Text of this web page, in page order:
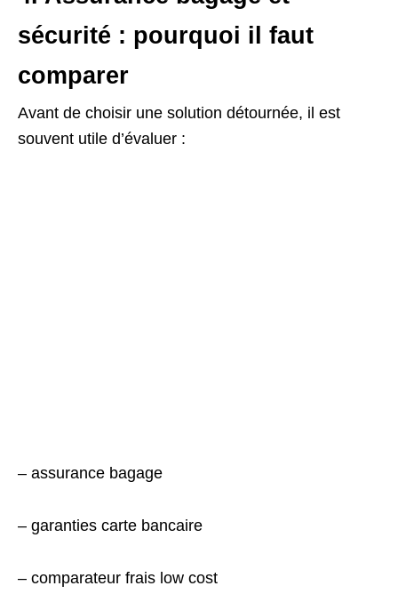
sécurité : pourquoi il faut
comparer
Avant de choisir une solution détournée, il est
souvent utile d’évaluer :
– assurance bagage
– garanties carte bancaire
– comparateur frais low cost